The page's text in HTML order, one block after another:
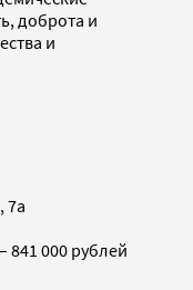
доброта и
и
7а
841 000 рублей